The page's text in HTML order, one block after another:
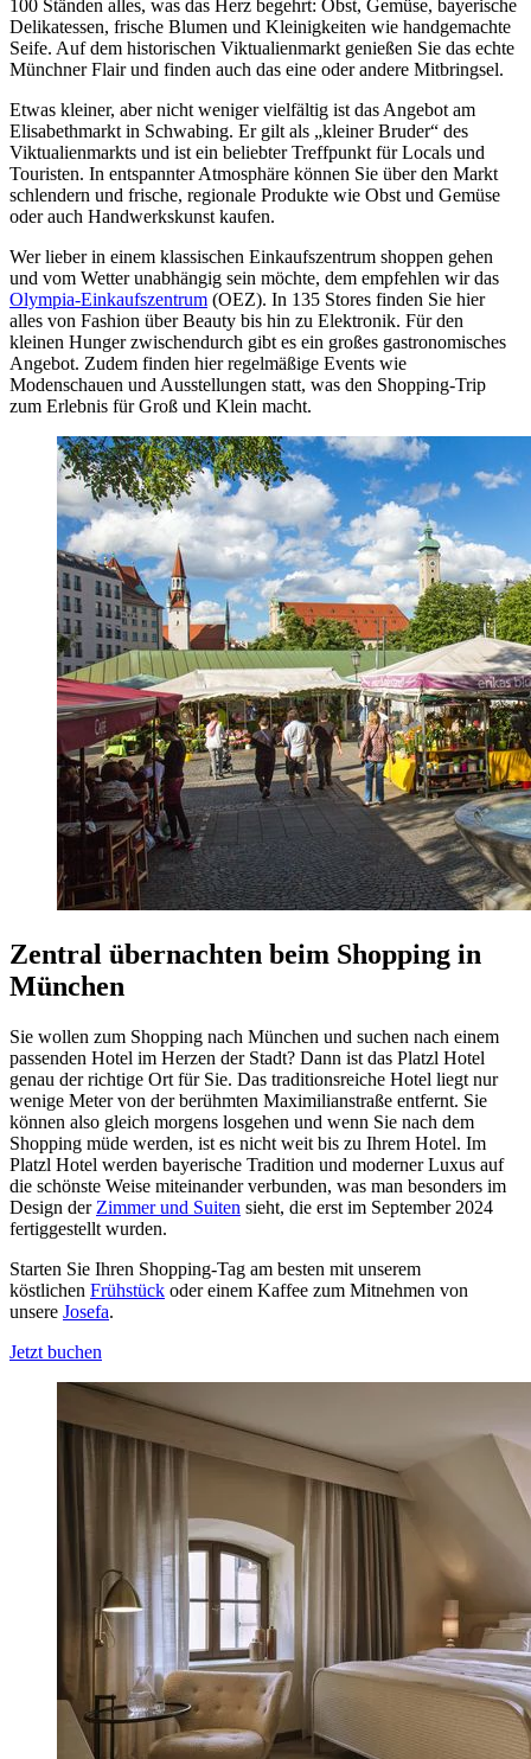
100 Ständen alles, was das Herz begehrt: Obst, Gemüse, bayerische
Delikatessen, frische Blumen und Kleinigkeiten wie handgemachte
Seife. Auf dem historischen Viktualienmarkt genießen Sie das echte
Münchner Flair und finden auch das eine oder andere Mitbringsel.
Etwas kleiner, aber nicht weniger vielfältig ist das Angebot am
Elisabethmarkt in Schwabing. Er gilt als „kleiner Bruder“ des
Viktualienmarkts und ist ein beliebter Treffpunkt für Locals und
Touristen. In entspannter Atmosphäre können Sie über den Markt
schlendern und frische, regionale Produkte wie Obst und Gemüse
oder auch Handwerkskunst kaufen.
Wer lieber in einem klassischen Einkaufszentrum shoppen gehen
und vom Wetter unabhängig sein möchte, dem empfehlen wir das
Olympia-Einkaufszentrum (OEZ). In 135 Stores finden Sie hier
alles von Fashion über Beauty bis hin zu Elektronik. Für den
kleinen Hunger zwischendurch gibt es ein großes gastronomisches
Angebot. Zudem finden hier regelmäßige Events wie
Modenschauen und Ausstellungen statt, was den Shopping-Trip
zum Erlebnis für Groß und Klein macht.
Zentral übernachten beim Shopping in
München
Sie wollen zum Shopping nach München und suchen nach einem
passenden Hotel im Herzen der Stadt? Dann ist das Platzl Hotel
genau der richtige Ort für Sie. Das traditionsreiche Hotel liegt nur
wenige Meter von der berühmten Maximilianstraße entfernt. Sie
können also gleich morgens losgehen und wenn Sie nach dem
Shopping müde werden, ist es nicht weit bis zu Ihrem Hotel. Im
Platzl Hotel werden bayerische Tradition und moderner Luxus auf
die schönste Weise miteinander verbunden, was man besonders im
Design der Zimmer und Suiten sieht, die erst im September 2024
fertiggestellt wurden.
Starten Sie Ihren Shopping-Tag am besten mit unserem
köstlichen Frühstück oder einem Kaffee zum Mitnehmen von
unsere Josefa.
Jetzt buchen